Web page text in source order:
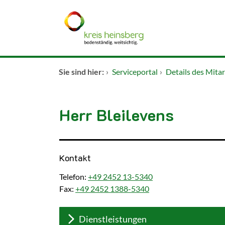
Zum Hauptinhalt springen
Startseite
Kontakt
Sie sind hier: › Serviceportal › Details des
Herr Bleilevens
Kontakt
Telefon: +49 2452 13-5340
Fax: +49 2452 1388-5340
Dienstleistungen